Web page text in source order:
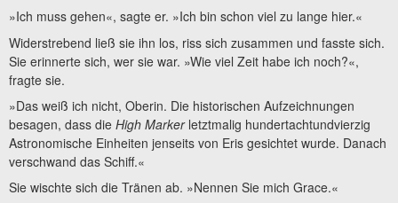
»Ich muss gehen«, sagte er. »Ich bin schon viel zu lange hier.«
Widerstrebend ließ sie ihn los, riss sich zusammen und fasste sich.
Sie erinnerte sich, wer sie war. »Wie viel Zeit habe ich noch?«,
fragte sie.
»Das weiß ich nicht, Oberin. Die historischen Aufzeichnungen
besagen, dass die High Markerletztmalig hundertachtundvierzig
Astronomische Einheiten jenseits von Eris gesichtet wurde. Danach
verschwand das Schiff.«
Sie wischte sich die Tränen ab. »Nennen Sie mich Grace.«